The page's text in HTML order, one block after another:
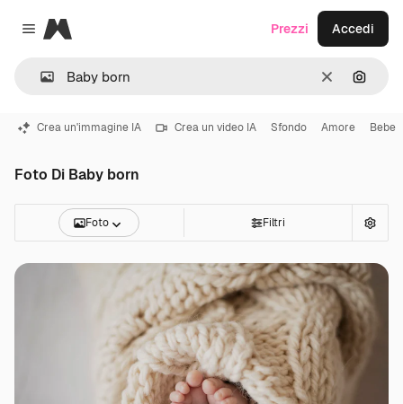
Close menu
Magnific
CancellaCerca
Prezzi Accedi
Crea un'immagine IA Crea un video IA Sfondo Amore Bebe
Foto Di Baby born
Foto Filtri